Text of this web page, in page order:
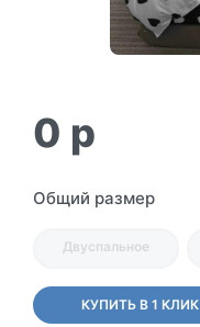
0 p
Общий размер
Двуспальное
КУПИТЬ В 1 КЛИК